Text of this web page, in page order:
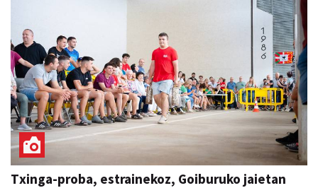
Txinga-proba, estrainekoz, Goiburuko jaietan